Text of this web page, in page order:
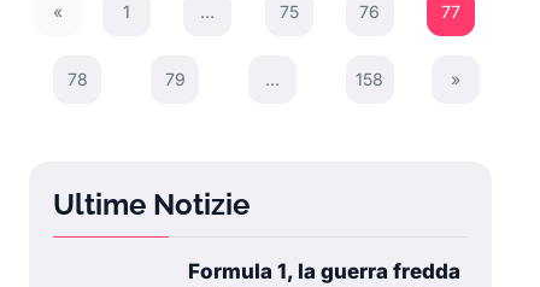
«
Previous Page
1 … 75 76 77
78 79 … 158 Next Page
»
Ultime Notizie
Formula 1, la guerra fredda